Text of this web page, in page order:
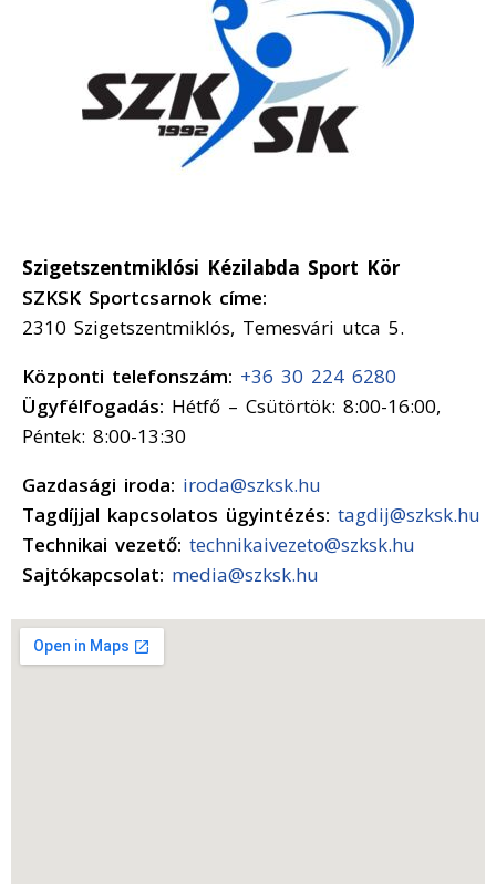
Szigetszentmiklósi Kézilabda Sport Kör
SZKSK Sportcsarnok címe:
2310 Szigetszentmiklós, Temesvári utca 5.
Központi telefonszám: +36 30 224 6280
Ügyfélfogadás: Hétfő – Csütörtök: 8:00-16:00,
Péntek: 8:00-13:30
Gazdasági iroda: iroda@szksk.hu
Tagdíjjal kapcsolatos ügyintézés: tagdij@szksk.hu
Technikai vezető: technikaivezeto@szksk.hu
Sajtókapcsolat: media@szksk.hu